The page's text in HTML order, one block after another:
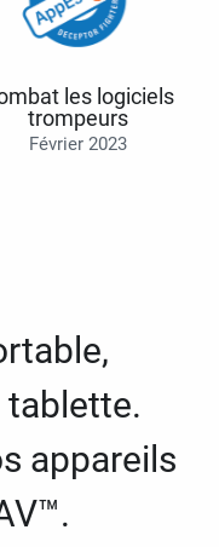
les logiciels
trompeurs
Février 2023
appareils